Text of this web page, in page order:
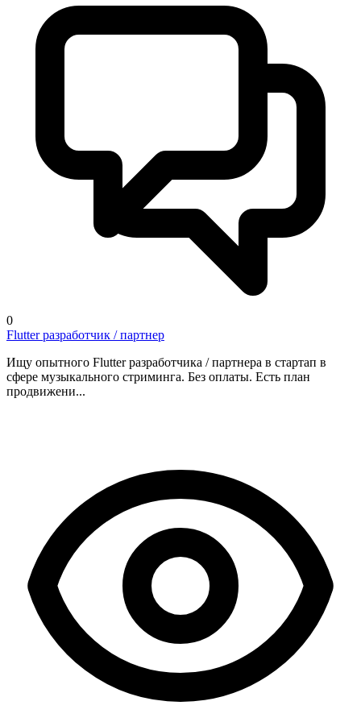
0
Flutter разработчик / партнер
Ищу опытного Flutter разработчика / партнера в стартап в
сфере музыкального стриминга. Без оплаты. Есть план
продвижени...